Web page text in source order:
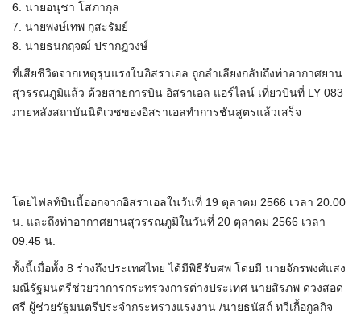
6. นายอนุชา โสภากุล
7. นายพงษ์เทพ กุสะรัมย์
8. นายธนกฤจฒ์ ปรากฎวงษ์
ที่เสียชีวิตจากเหตุรุนแรงในอิสราเอล ถูกลำเลียงกลับถึงท่าอากาศยาน
สุวรรณภูมิแล้ว ด้วยสายการบิน อิสราเอล แอร์ไลน์ เที่ยวบินที่ LY 083
ภายหลังสถาบันนิติเวชของอิสราเอลทำการชันสูตรแล้วเสร็จ
โดยไฟลท์บินนี้ออกจากอิสราเอลในวันที่ 19 ตุลาคม 2566 เวลา 20.00
น. และถึงท่าอากาศยานสุวรรณภูมิในวันที่ 20 ตุลาคม 2566 เวลา
09.45 น.
ทั้งนี้เมื่อทั้ง 8 ร่างถึงประเทศไทย ได้มีพิธีรับศพ โดยมี นายจักรพงศ์แสง
มณีรัฐมนตรีช่วยว่าการกระทรวงการต่างประเทศ นายสิรภพ ดวงสอด
ศรี ผู้ช่วยรัฐมนตรีประจำกระทรวงแรงงาน /นายธนัสถ์ ทวีเกื้อกูลกิจ